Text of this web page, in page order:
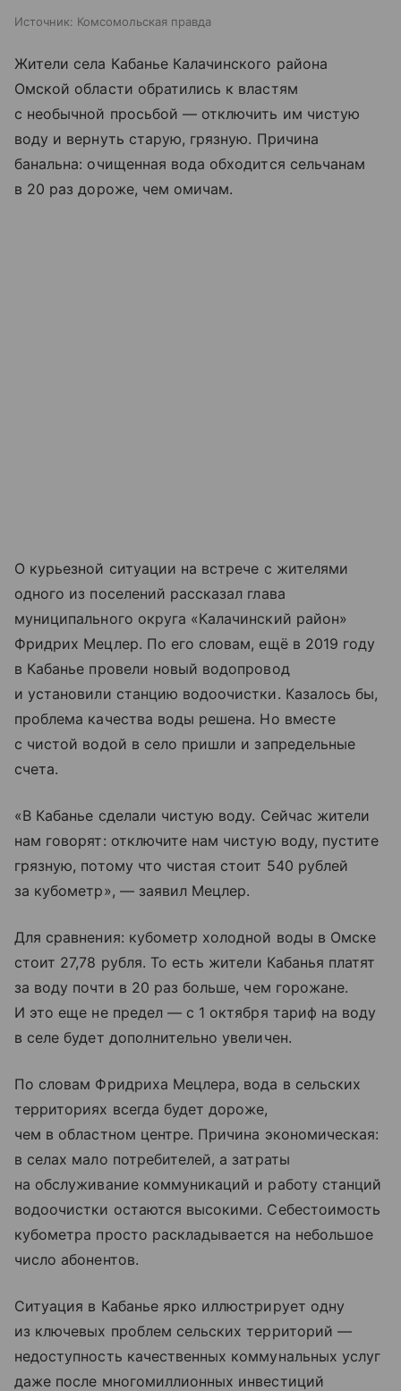
Источник: Комсомольская правда
Жители села Кабанье Калачинского района
Омской области обратились к властям
с необычной просьбой — отключить им чистую
воду и вернуть старую, грязную. Причина
банальна: очищенная вода обходится сельчанам
в 20 раз дороже, чем омичам.
О курьезной ситуации на встрече с жителями
одного из поселений рассказал глава
муниципального округа «Калачинский район»
Фридрих Мецлер. По его словам, ещё в 2019 году
в Кабанье провели новый водопровод
и установили станцию водоочистки. Казалось бы,
проблема качества воды решена. Но вместе
с чистой водой в село пришли и запредельные
счета.
«В Кабанье сделали чистую воду. Сейчас жители
нам говорят: отключите нам чистую воду, пустите
грязную, потому что чистая стоит 540 рублей
за кубометр», — заявил Мецлер.
Для сравнения: кубометр холодной воды в Омске
стоит 27,78 рубля. То есть жители Кабанья платят
за воду почти в 20 раз больше, чем горожане.
И это еще не предел — с 1 октября тариф на воду
в селе будет дополнительно увеличен.
По словам Фридриха Мецлера, вода в сельских
территориях всегда будет дороже,
чем в областном центре. Причина экономическая:
в селах мало потребителей, а затраты
на обслуживание коммуникаций и работу станций
водоочистки остаются высокими. Себестоимость
кубометра просто раскладывается на небольшое
число абонентов.
Ситуация в Кабанье ярко иллюстрирует одну
из ключевых проблем сельских территорий —
недоступность качественных коммунальных услуг
даже после многомиллионных инвестиций